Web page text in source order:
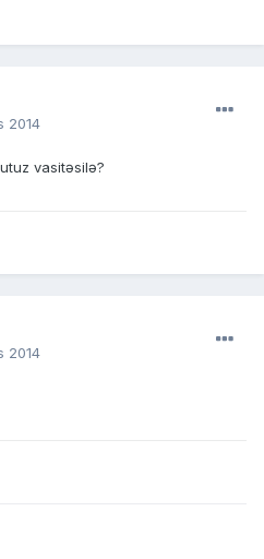
2014
vasitəsilə?
2014